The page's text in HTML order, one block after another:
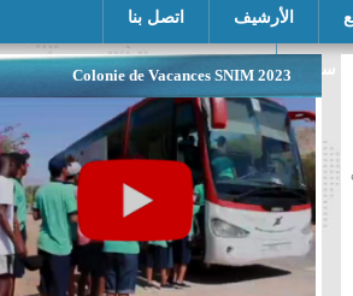
الأرشيف اتصل بنا
سنيم Colonie de Vacances SNIM 2023